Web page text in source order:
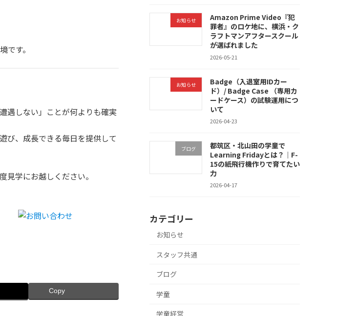
です。
遇しない」ことが何よりも確実
び、成長できる毎日を提供して
学にお越しください。
Copy
お知らせ
Amazon Prime Video『犯
罪者』のロケ地に、横浜・ク
ラフトマンアフタースクール
が選ばれました
2026-05-21
お知らせ
Badge（入退室用IDカー
ド）/ Badge Case （専用カ
ードケース）の試験運用につ
いて
2026-04-23
ブログ
都筑区・北山田の学童で
Learning Fridayとは？｜F-
15の紙飛行機作りで育てたい
力
2026-04-17
カテゴリー
お知らせ
スタッフ共通
ブログ
学童
学童経営